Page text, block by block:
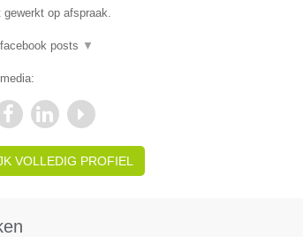
gewerkt op afspraak.
posts ▼
VOLLEDIG PROFIEL